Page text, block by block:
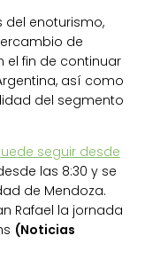
enoturismo,
de
el fin de continuar
así como
del segmento
seguir desde
las 8:30 y se
de Mendoza.
Rafael la jornada
(Noticias